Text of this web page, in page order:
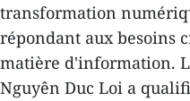
transformation
répondant aux besoins
matière d'information.
Nguyên Duc Loi a